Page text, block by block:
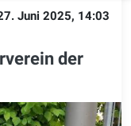
Juni 2025, 14:03
der